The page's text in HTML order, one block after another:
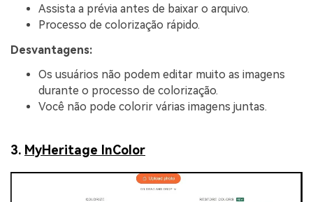
Assista a prévia antes de baixar o arquivo.
Processo de colorização rápido.
Desvantagens:
Os usuários não podem editar muito as imagens
durante o processo de colorização.
Você não pode colorir várias imagens juntas.
3. MyHeritage InColor